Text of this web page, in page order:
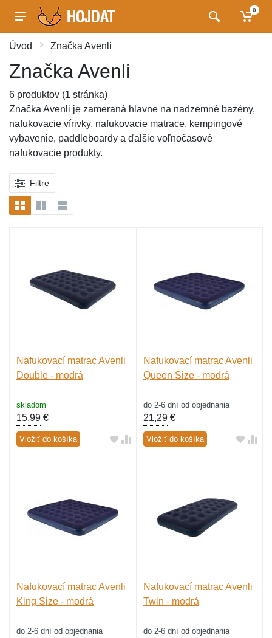
0
Úvod Značka Avenli
Značka Avenli
6 produktov (1 stránka)
Značka Avenli je zameraná hlavne na nadzemné bazény,
nafukovacie vírivky, nafukovacie matrace, kempingové
vybavenie, paddleboardy a ďalšie voľnočasové
nafukovacie produkty.
Filtre
Nafukovací matrac Avenli
Double - modrá
skladom
15,99 €
Vložiť do košíka
Nafukovací matrac Avenli
Queen Size - modrá
do 2-6 dní od objednania
21,29€
Vložiť do košíka
Nafukovací matrac Avenli
King Size - modrá
do 2-6 dní od objednania
Nafukovací matrac Avenli
Twin - modrá
do 2-6 dní od objednania